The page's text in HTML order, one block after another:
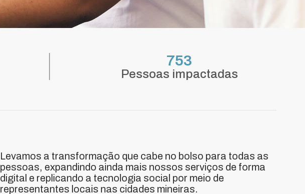
753
Pessoas impactadas
Levamos a transformação que cabe no bolso para todas as
pessoas, expandindo ainda mais nossos serviços de forma
digital e replicando a tecnologia social por meio de
representantes locais nas cidades mineiras.